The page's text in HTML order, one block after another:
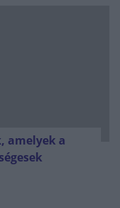
amelyek a